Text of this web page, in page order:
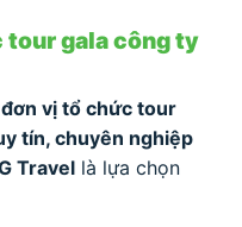
gala công ty
đơn vị tổ chức tour
tín, chuyên nghiệp
Travel là lựa chọn